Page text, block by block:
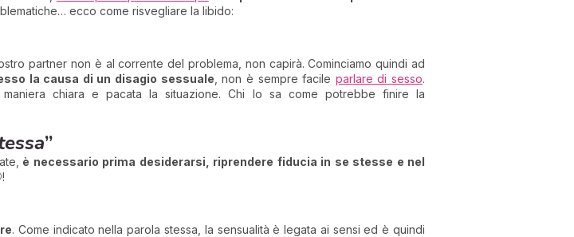
ecco come risvegliare la libido:
partner non è al corrente del problema, non capirà. Cominciamo quindi ad
la causa di un disagio sessuale , non è sempre facile parlare di sesso.
chiara e pacata la situazione. Chi lo sa come potrebbe finire la
”
è necessario prima desiderarsi, riprendere fiducia in se stesse e nel
. Come indicato nella parola stessa, la sensualità è legata ai sensi ed è quindi